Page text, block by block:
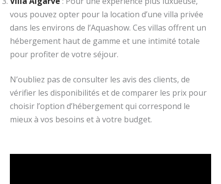
vous pouvez opter pour la location d’une villa privée
dans les environs de l’Aquashow. Ces villas offrent un
hébergement haut de gamme et une intimité totale
pour profiter de votre séjour.
N’oubliez pas de consulter les avis des clients, de
vérifier les disponibilités et de comparer les prix pour
choisir l’option d’hébergement qui correspond le
mieux à vos besoins et à votre budget.